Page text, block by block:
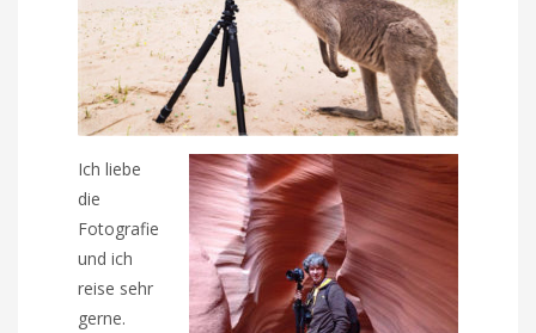
Ich liebe
die
Fotografie
und ich
reise sehr
gerne.